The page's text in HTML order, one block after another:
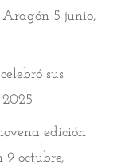
Aragón 5 junio,
sus
edición
9 octubre,